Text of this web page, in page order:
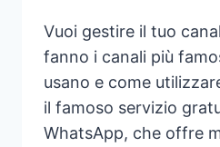
Vuoi gestire il tuo
fanno i canali più
usano e come
il famoso servizio
WhatsApp, che offre